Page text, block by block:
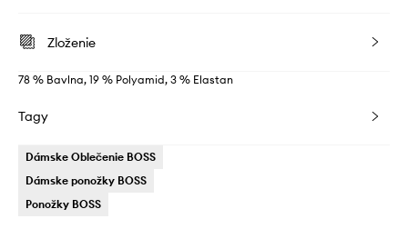
Zloženie
78 % Bavlna, 19 % Polyamid, 3 % Elastan
Tagy
Dámske Oblečenie BOSS
Dámske ponožky BOSS
Ponožky BOSS